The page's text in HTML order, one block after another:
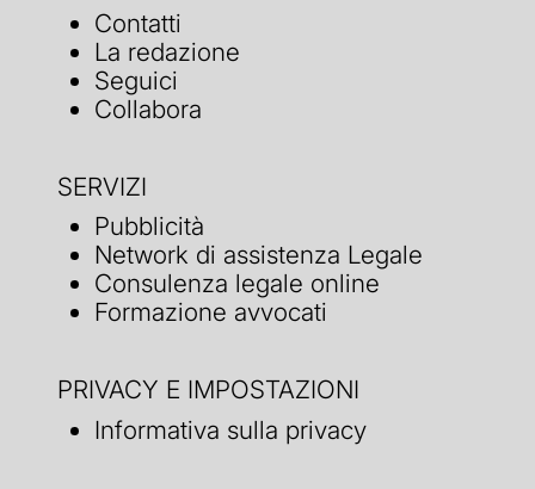
Contatti
La redazione
Seguici
Collabora
SERVIZI
Pubblicità
Network di assistenza Legale
Consulenza legale online
Formazione avvocati
PRIVACY E IMPOSTAZIONI
Informativa sulla privacy